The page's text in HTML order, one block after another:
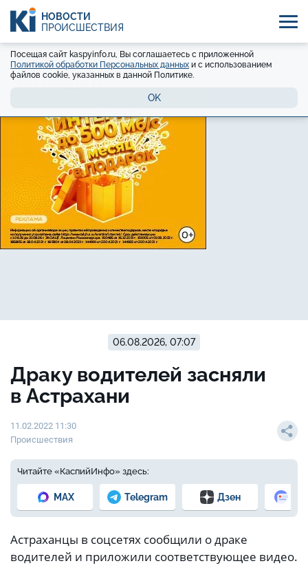
НОВОСТИ
ПРОИСШЕСТВИЯ
Посещая сайт kaspyinfo.ru, Вы соглашаетесь с приложенной
Политикой обработки Персональных данных и с использованием
файлов cookie, указанных в данной Политике.
OK
06.08.2026, 07:07
Драку водителей засняли
в Астрахани
11.02.2022 11:30
Происшествия
Читайте «КаспийИнфо» здесь:
MAX Telegram Дзен
Астраханцы в соцсетях сообщили о драке
водителей и приложили соответствующее видео.